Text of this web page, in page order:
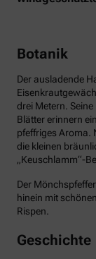
Botanik
Der ausladende
drei Metern.
Blätter erinnern
pfeffriges Aroma.
die kleinen
„Keuschlamm“-
Der
hinein mit
Rispen.
Geschichte